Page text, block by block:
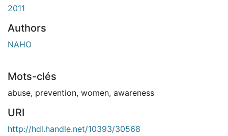
2011
Authors
NAHO
Mots-clés
abuse, prevention, women, awareness
URI
http://hdl.handle.net/10393/30568